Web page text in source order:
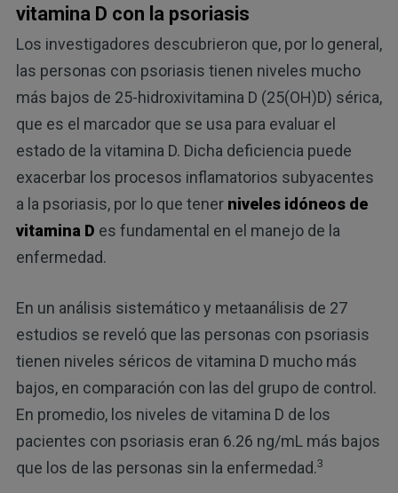
vitamina D con la psoriasis
Los investigadores descubrieron que, por lo general,
las personas con psoriasis tienen niveles mucho
más bajos de 25-hidroxivitamina D (25(OH)D) sérica,
que es el marcador que se usa para evaluar el
estado de la vitamina D. Dicha deficiencia puede
exacerbar los procesos inflamatorios subyacentes
a la psoriasis, por lo que tener niveles idóneos de
vitamina D es fundamental en el manejo de la
enfermedad.
En un análisis sistemático y metaanálisis de 27
estudios se reveló que las personas con psoriasis
tienen niveles séricos de vitamina D mucho más
bajos, en comparación con las del grupo de control.
En promedio, los niveles de vitamina D de los
pacientes con psoriasis eran 6.26 ng/mL más bajos
que los de las personas sin la enfermedad.3